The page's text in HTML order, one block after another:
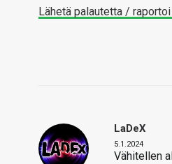
Lähetä palautetta /
LaDeX
5.1.2024
Vähitellen